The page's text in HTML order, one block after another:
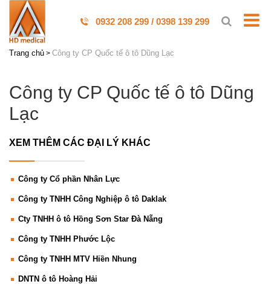
0932 208 299 / 0398 139 299
Trang chủ Công ty CP Quốc tế ô tô Dũng Lạc
Công ty CP Quốc tế ô tô Dũng
Lạc
XEM THÊM CÁC ĐẠI LÝ KHÁC
Công ty Cổ phần Nhân Lực
Công ty TNHH Công Nghiệp ô tô Daklak
Cty TNHH ô tô Hồng Sơn Star Đà Nẵng
Công ty TNHH Phước Lộc
Công ty TNHH MTV Hiền Nhung
DNTN ô tô Hoàng Hải